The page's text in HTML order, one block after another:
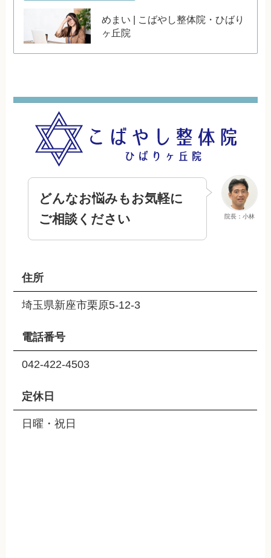
めまい | こばやし整体院・ひばり
ヶ丘院
院長：小林
どんなお悩みもお気軽に
ご相談ください
住所
埼玉県新座市栗原5-12-3
電話番号
042-422-4503
定休日
日曜・祝日